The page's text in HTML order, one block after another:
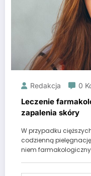
Redakcja 0
Leczenie
zapalenia skóry
W przypadku
codzienną
niem